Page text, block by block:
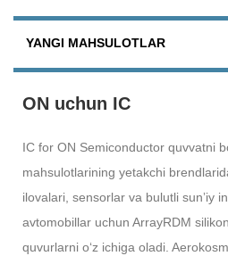
YANGI MAHSULOTLAR
ON uchun IC
IC for ON Semiconductor quvvatni
mahsulotlarining yetakchi
ilovalari, sensorlar va bulutli sunʼiy
avtomobillar uchun ArrayRDM
quvurlarni oʻz ichiga oladi.